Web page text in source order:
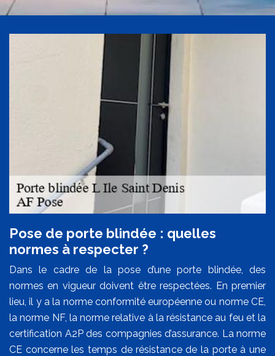
Pose de porte blindée : quelles
normes à respecter ?
Dans le cadre de la pose d’une porte blindée, des
normes en vigueur doivent être respectées. En premier
lieu, il y a la norme conformité européenne ou norme CE,
la norme NF, la norme relative à la résistance au feu et la
certification A2P des compagnies d’assurance. La norme
CE concerne les temps de résistance de la porte à une